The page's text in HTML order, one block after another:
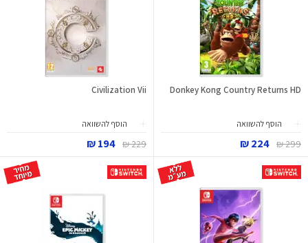
Donkey Kong Country Returns HD
הוסף להשוואה
299 ₪
224 ₪
Civilization Vii
הוסף להשוואה
229 ₪
194 ₪